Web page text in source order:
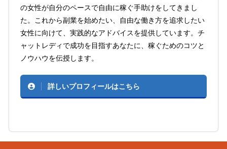
の女性が自分のペースで自由に稼ぐ手助けをしてきまし
た。これから副業を始めたい、自由な働き方を追求したい
女性に向けて、実践的なアドバイスを提供しています。チ
ャットレディで成功を目指すあなたに、稼ぐためのコツと
ノウハウを伝授します。
詳しいプロフィールはこちら